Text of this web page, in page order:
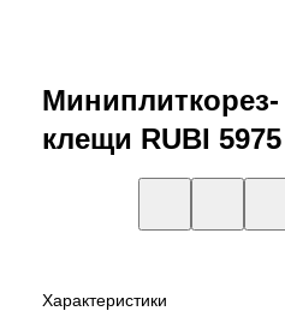
Миниплиткорез-
клещи RUBI 5975
Характеристики